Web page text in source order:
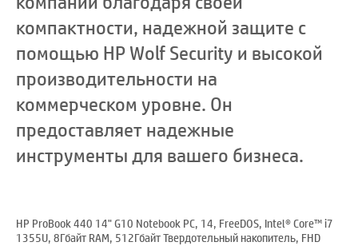
компактности, надежной защите с
помощью HP Wolf Security и высокой
производительности на
коммерческом уровне. Он
предоставляет надежные
инструменты для вашего бизнеса.
HP ProBook 440 14" G10 Notebook PC, 14, FreeDOS, Intel® Core™ i7
1355U, 8Гбайт RAM, 512Гбайт Твердотельный накопитель, FHD